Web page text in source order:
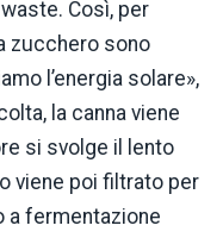
Così, per
zucchero sono
l’energia solare»,
la canna viene
si svolge il lento
viene poi filtrato per
a fermentazione